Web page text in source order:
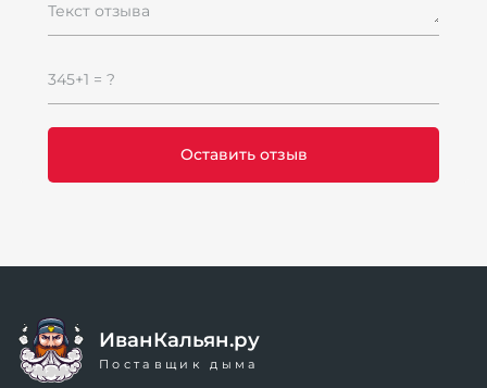
Текст отзыва
345+1 = ?
ИванКальян.ру
Поставщик дыма